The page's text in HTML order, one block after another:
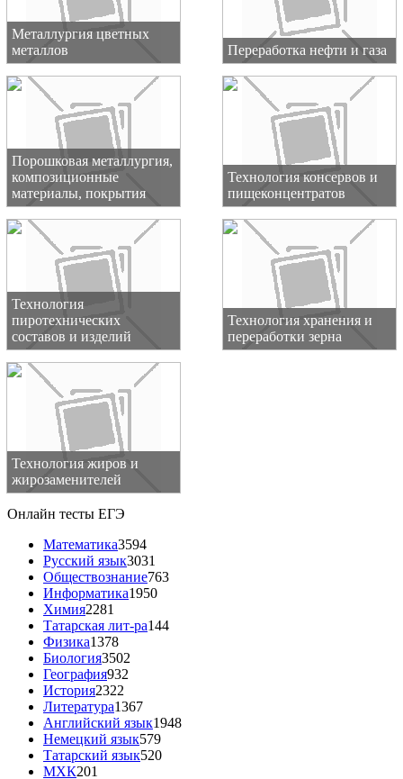
Металлургия цветных
металлов
Переработка нефти и газа
Порошковая металлургия,
композиционные
материалы, покрытия
Технология консервов и
пищеконцентратов
Технология
пиротехнических
составов и изделий
Технология хранения и
переработки зерна
Технология жиров и
жирозаменителей
Онлайн тесты ЕГЭ
Математика3594
Русский язык3031
Обществознание763
Информатика1950
Химия2281
Татарская лит-ра144
Физика1378
Биология3502
География932
История2322
Литература1367
Английский язык1948
Немецкий язык579
Татарский язык520
МХК201